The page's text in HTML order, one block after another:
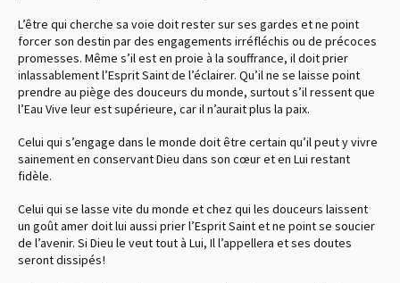
L’être qui cherche sa voie doit rester sur ses gardes et ne point
forcer son destin par des engagements irréfléchis ou de précoces
promesses. Même s’il est en proie à la souffrance, il doit prier
inlassablement l’Esprit Saint de l’éclairer. Qu’il ne se laisse point
prendre au piège des douceurs du monde, surtout s’il ressent que
l’Eau Vive leur est supérieure, car il n’aurait plus la paix.
Celui qui s’engage dans le monde doit être certain qu’il peut y vivre
sainement en conservant Dieu dans son cœur et en Lui restant
fidèle.
Celui qui se lasse vite du monde et chez qui les douceurs laissent
un goût amer doit lui aussi prier l’Esprit Saint et ne point se soucier
de l’avenir. Si Dieu le veut tout à Lui, Il l’appellera et ses doutes
seront dissipés !